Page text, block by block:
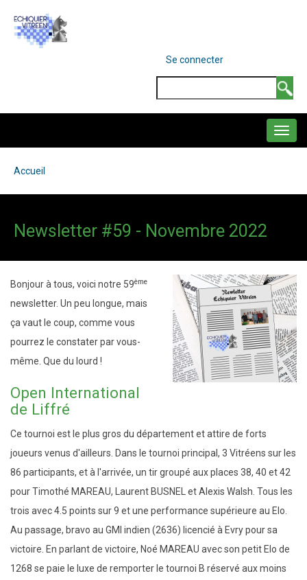
contenu
MENU
COMPTE
DE
Se connecter
d'Ariane
Accueil
Newsletter #59 - Novembre 2022
Bonjour à tous, voici notre 59ème
newsletter. Un peu longue, mais
ça vaut le coup, comme vous
pourrez le constater par vous-
même. Que du lourd !
Open International
de Liffré
Ce tournoi est le plus gros du département et attire de forts
joueurs venus d'ailleurs. Dans le tournoi principal, 3 Vitréens sur les
86 participants, et à l'arrivée, un tir groupé aux places 38, 40 et 42
pour Timothé MAREAU, Laurent BUSNEL et Alexis Walsh. Tous les
trois avec 4.5 points sur 9 et une performance supérieure au Elo.
Au passage, bravo au GMI indien (2636) licencié à Evry pour sa
victoire. En parlant de victoire, Noé MAREAU avec son petit Elo de
1268 se paie le luxe de remporter le tournoi B réservé aux moins